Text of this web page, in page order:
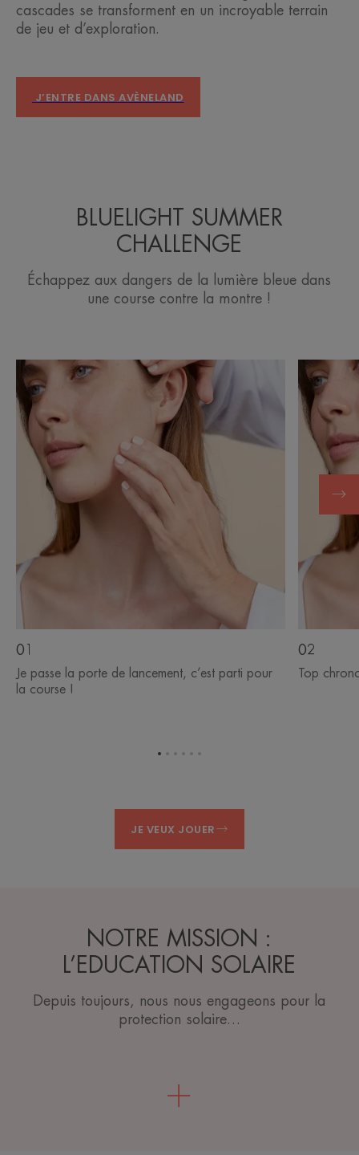
cascades se transforment en un incroyable terrain
de jeu et d’exploration.
J’ENTRE DANS AVÈNELAND
BLUELIGHT SUMMER
CHALLENGE
Échappez aux dangers de la lumière bleue dans
une course contre la montre !
01
Je passe la porte de lancement, c’est parti pour
la course !
02
Top
123456
JE VEUX JOUER
NOTRE MISSION :
L’EDUCATION SOLAIRE
Depuis toujours, nous nous engageons pour la
protection solaire…